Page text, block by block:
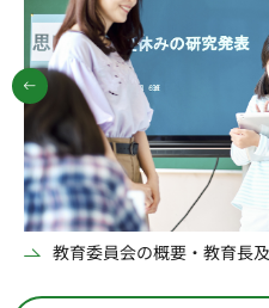
前のスライドを表示
教育委員会の概要・教育長
世田谷区教育振興基本計画